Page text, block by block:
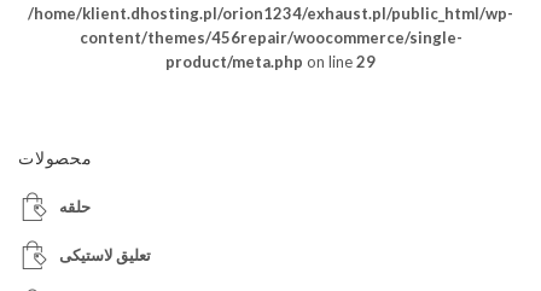
/home/klient.dhosting.pl/orion1234/exhaust.pl/public_html/wp-
content/themes/456repair/woocommerce/single-
product/meta.php on line29
محصولات
حلقه
تعلیق لاستیکی